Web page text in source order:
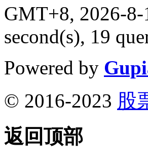
GMT+8, 2026-8-
second(s), 19
Powered by
© 2016-2023 股
返回顶部